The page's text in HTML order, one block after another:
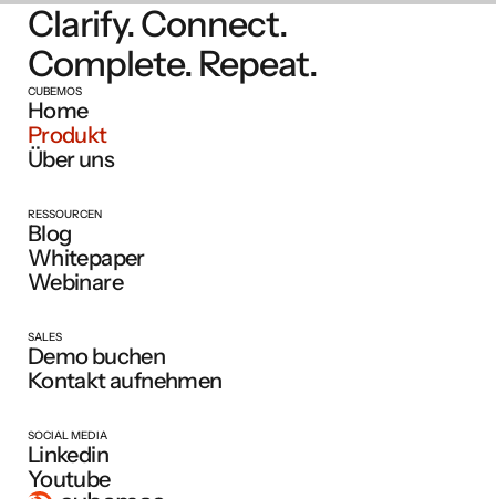
Clarify. Connect.
Complete. Repeat.
CUBEMOS
Home
Produkt
Über uns
RESSOURCEN
Blog
Whitepaper
Webinare
SALES
Demo buchen
Kontakt aufnehmen
SOCIAL MEDIA
Linkedin
Youtube